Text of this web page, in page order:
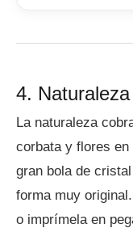
4.
La naturaleza
corbata y flores en
gran bola de
forma muy
o imprímela en